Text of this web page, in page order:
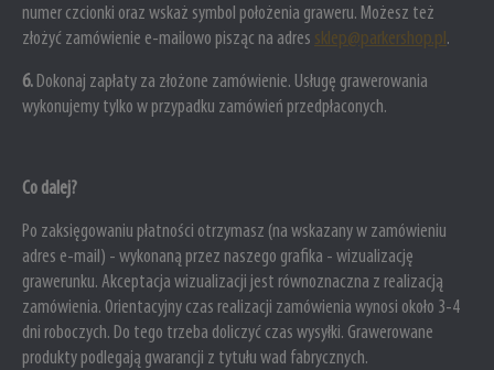
numer czcionki oraz wskaż symbol położenia graweru. Możesz też
złożyć zamówienie e-mailowo pisząc na adres sklep@parkershop.pl.
6. Dokonaj zapłaty za złożone zamówienie. Usługę grawerowania
wykonujemy tylko w przypadku zamówień przedpłaconych.
Co dalej?
Po zaksięgowaniu płatności otrzymasz (na wskazany w zamówieniu
adres e-mail) - wykonaną przez naszego grafika - wizualizację
grawerunku. Akceptacja wizualizacji jest równoznaczna z realizacją
zamówienia. Orientacyjny czas realizacji zamówienia wynosi około 3-4
dni roboczych. Do tego trzeba doliczyć czas wysyłki. Grawerowane
produkty podlegają gwarancji z tytułu wad fabrycznych.